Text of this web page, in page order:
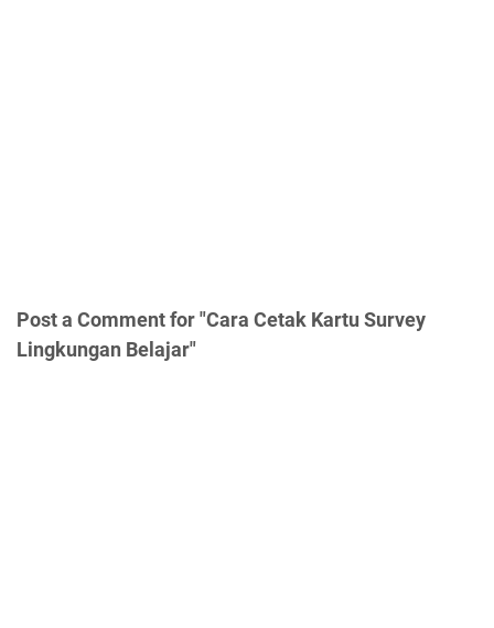
Post a Comment for "Cara Cetak Kartu Survey
Lingkungan Belajar"